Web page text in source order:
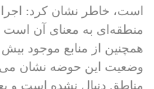
است، خاطر نشان کرد:
منطقه‌ای به معنای آن است
همچنین از منابع موجود
وضعیت این حوضه نشان
مناطق دنبال نشده است و